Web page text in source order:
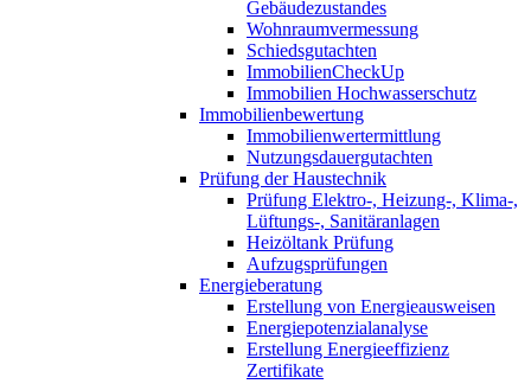
Gebäudezustandes
Wohnraumvermessung
Schiedsgutachten
ImmobilienCheckUp
Immobilien Hochwasserschutz
Immobilienbewertung
Immobilienwertermittlung
Nutzungsdauergutachten
Prüfung der Haustechnik
Prüfung Elektro-, Heizung-, Klima-,
Lüftungs-, Sanitäranlagen
Heizöltank Prüfung
Aufzugsprüfungen
Energieberatung
Erstellung von Energieausweisen
Energiepotenzialanalyse
Erstellung Energieeffizienz
Zertifikate